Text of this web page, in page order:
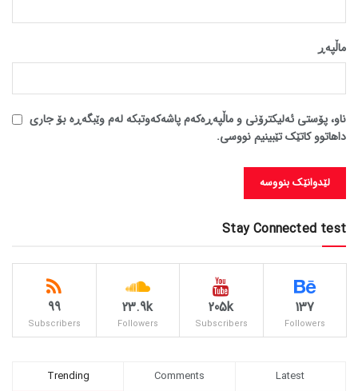
ماڵپه‌ڕ
ناو، پۆستی ئەلیکترۆنی و ماڵپەڕەکەم پاشەکەوتبکە لەم وێبگەڕە بۆ جاری
داهاتوو کاتێک تێبینیم نووسی.
Stay Connected test
137
Followers
205k
Subscribers
23.9k
Followers
99
Subscribers
Trending Comments Latest